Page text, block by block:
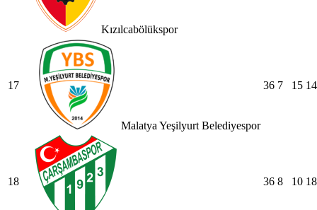
Kızılcabölükspor
17
Malatya Yeşilyurt Belediyespor
36 7 15 14
18 36 8 10 18